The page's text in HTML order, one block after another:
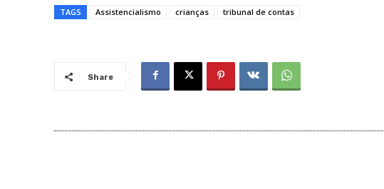
TAGS Assistencialismo crianças tribunal de contas
Share